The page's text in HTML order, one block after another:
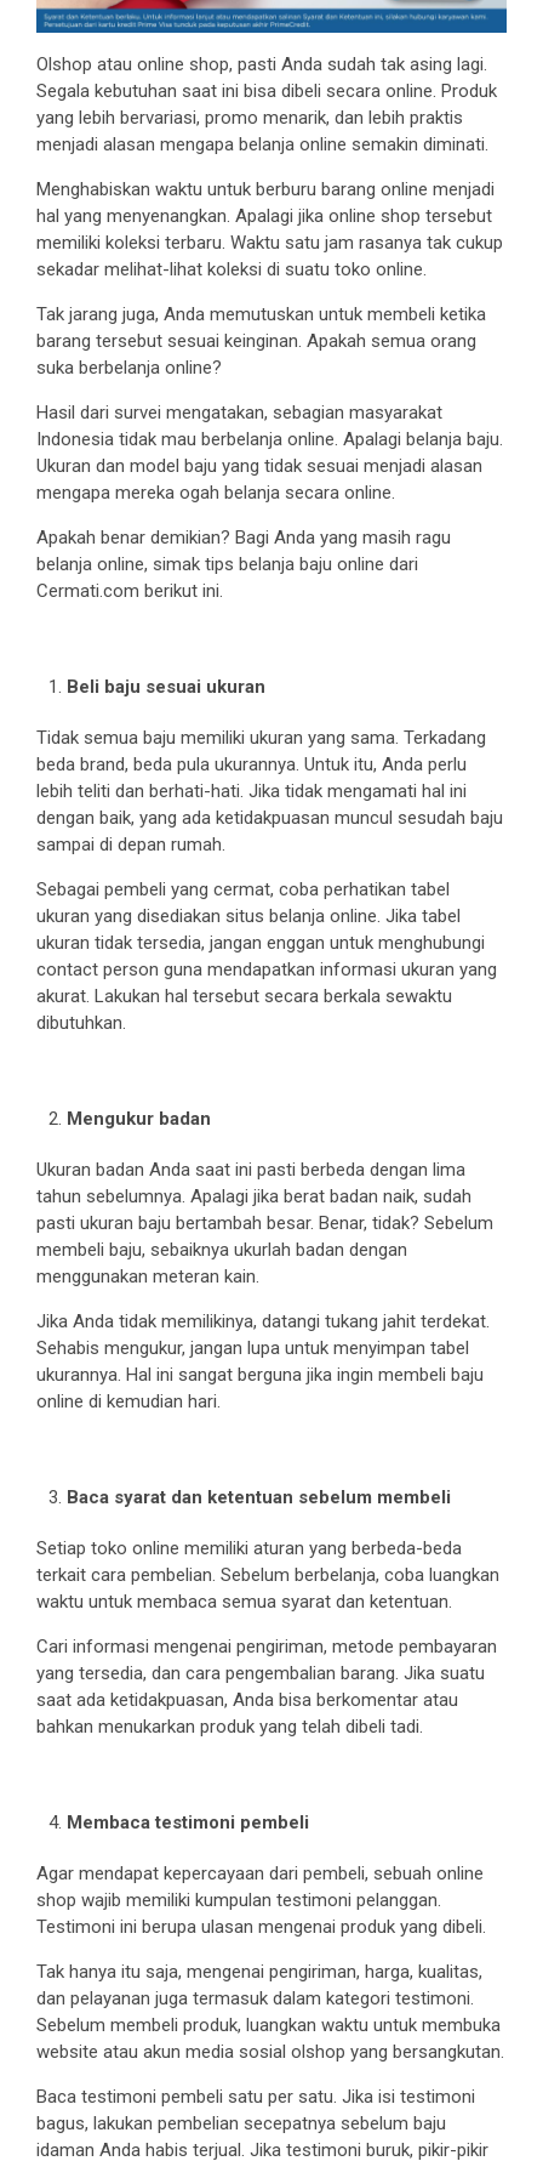
Olshop atau online shop, pasti Anda sudah tak asing lagi.
Segala kebutuhan saat ini bisa dibeli secara online. Produk
yang lebih bervariasi, promo menarik, dan lebih praktis
menjadi alasan mengapa belanja online semakin diminati.
Menghabiskan waktu untuk berburu barang online menjadi
hal yang menyenangkan. Apalagi jika online shop tersebut
memiliki koleksi terbaru. Waktu satu jam rasanya tak cukup
sekadar melihat-lihat koleksi di suatu toko online.
Tak jarang juga, Anda memutuskan untuk membeli ketika
barang tersebut sesuai keinginan. Apakah semua orang
suka berbelanja online?
Hasil dari survei mengatakan, sebagian masyarakat
Indonesia tidak mau berbelanja online. Apalagi belanja baju.
Ukuran dan model baju yang tidak sesuai menjadi alasan
mengapa mereka ogah belanja secara online.
Apakah benar demikian? Bagi Anda yang masih ragu
belanja online, simak tips belanja baju online dari
Cermati.com berikut ini.
Beli baju sesuai ukuran
Tidak semua baju memiliki ukuran yang sama. Terkadang
beda brand, beda pula ukurannya. Untuk itu, Anda perlu
lebih teliti dan berhati-hati. Jika tidak mengamati hal ini
dengan baik, yang ada ketidakpuasan muncul sesudah baju
sampai di depan rumah.
Sebagai pembeli yang cermat, coba perhatikan tabel
ukuran yang disediakan situs belanja online. Jika tabel
ukuran tidak tersedia, jangan enggan untuk menghubungi
contact person guna mendapatkan informasi ukuran yang
akurat. Lakukan hal tersebut secara berkala sewaktu
dibutuhkan.
Mengukur badan
Ukuran badan Anda saat ini pasti berbeda dengan lima
tahun sebelumnya. Apalagi jika berat badan naik, sudah
pasti ukuran baju bertambah besar. Benar, tidak? Sebelum
membeli baju, sebaiknya ukurlah badan dengan
menggunakan meteran kain.
Jika Anda tidak memilikinya, datangi tukang jahit terdekat.
Sehabis mengukur, jangan lupa untuk menyimpan tabel
ukurannya. Hal ini sangat berguna jika ingin membeli baju
online di kemudian hari.
Baca syarat dan ketentuan sebelum membeli
Setiap toko online memiliki aturan yang berbeda-beda
terkait cara pembelian. Sebelum berbelanja, coba luangkan
waktu untuk membaca semua syarat dan ketentuan.
Cari informasi mengenai pengiriman, metode pembayaran
yang tersedia, dan cara pengembalian barang. Jika suatu
saat ada ketidakpuasan, Anda bisa berkomentar atau
bahkan menukarkan produk yang telah dibeli tadi.
Membaca testimoni pembeli
Agar mendapat kepercayaan dari pembeli, sebuah online
shop wajib memiliki kumpulan testimoni pelanggan.
Testimoni ini berupa ulasan mengenai produk yang dibeli.
Tak hanya itu saja, mengenai pengiriman, harga, kualitas,
dan pelayanan juga termasuk dalam kategori testimoni.
Sebelum membeli produk, luangkan waktu untuk membuka
website atau akun media sosial olshop yang bersangkutan.
Baca testimoni pembeli satu per satu. Jika isi testimoni
bagus, lakukan pembelian secepatnya sebelum baju
idaman Anda habis terjual. Jika testimoni buruk, pikir-pikir